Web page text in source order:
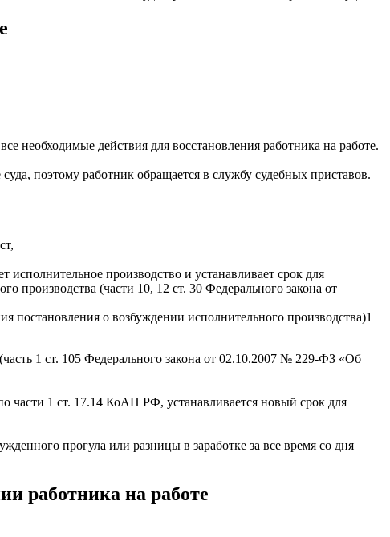
необходимые действия для восстановления работника на работе.
поэтому работник обращается в службу судебных приставов.
производство и устанавливает срок для
производства (части 10, 12 ст. 30 Федерального закона от
постановления о возбуждении исполнительного производства)1
1 ст. 105 Федерального закона от 02.10.2007 № 229-ФЗ «Об
части 1 ст. 17.14 КоАП РФ, устанавливается новый срок для
прогула или разницы в заработке за все время со дня
работника на работе